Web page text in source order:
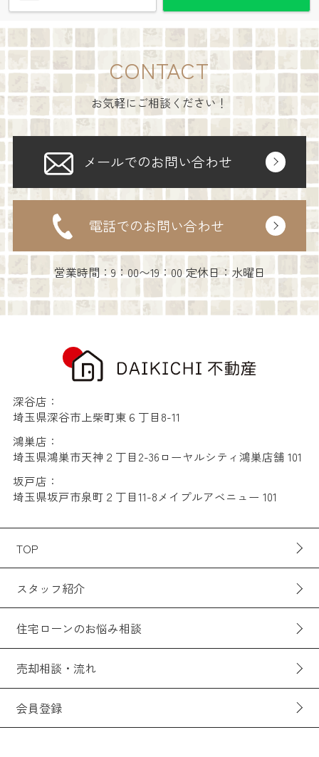
CONTACT
お気軽にご相談ください！
メールでのお問い合わせ
電話でのお問い合わせ
営業時間：9：00〜19：00 定休日：水曜日
深谷店：
埼玉県深谷市上柴町東６丁目8-11
鴻巣店：
埼玉県鴻巣市天神２丁目2-36ローヤルシティ鴻巣店舗 101
坂戸店：
埼玉県坂戸市泉町２丁目11-8メイプルアベニュー 101
TOP
スタッフ紹介
住宅ローンのお悩み相談
売却相談・流れ
会員登録